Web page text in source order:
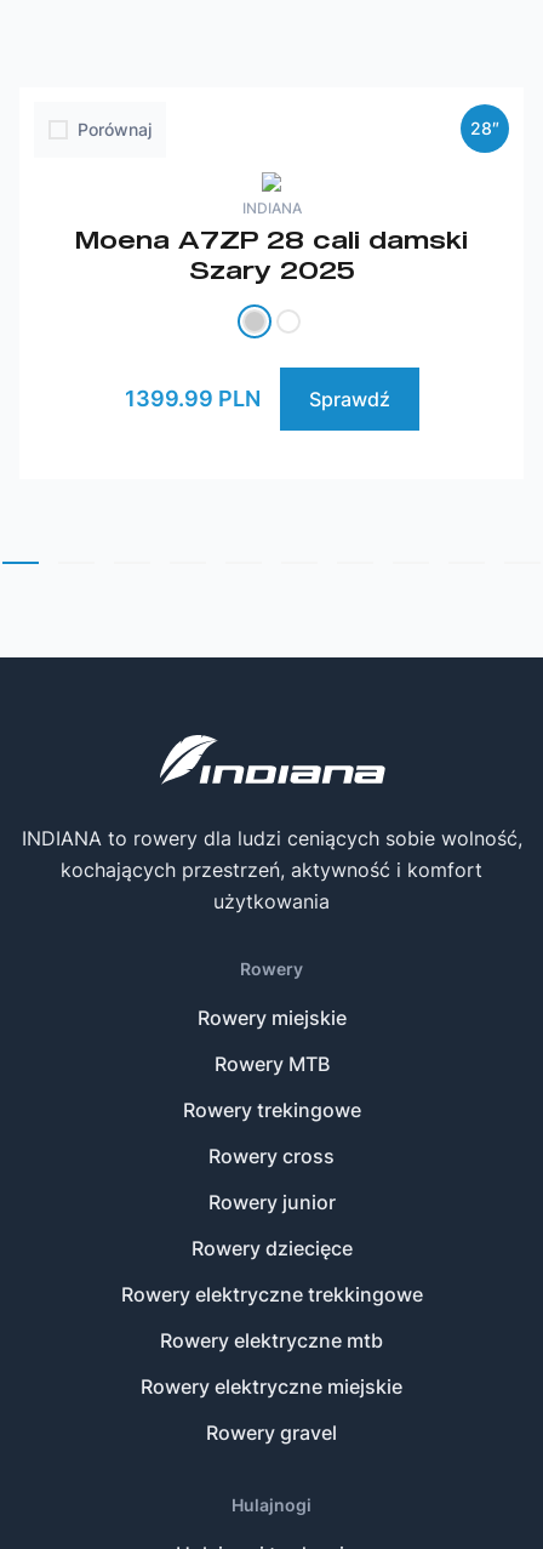
Porównaj
INDIANA
Moena A7ZP 28 cali damski
Szary 2025
28″
1399.99 PLN Sprawdź
INDIANA to rowery dla ludzi ceniących sobie wolność,
kochających przestrzeń, aktywność i komfort
użytkowania
Rowery
Rowery miejskie
Rowery MTB
Rowery trekingowe
Rowery cross
Rowery junior
Rowery dziecięce
Rowery elektryczne trekkingowe
Rowery elektryczne mtb
Rowery elektryczne miejskie
Rowery gravel
Hulajnogi